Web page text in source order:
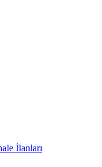
İlanları